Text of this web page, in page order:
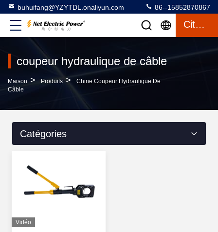
buhuifang@YZYTDL.onaliyun.com 86--15852870867
Citation
coupeur hydraulique de câble
Maison > Produits >
Chine Coupeur Hydraulique De
Câble
Catégories
Vidéo